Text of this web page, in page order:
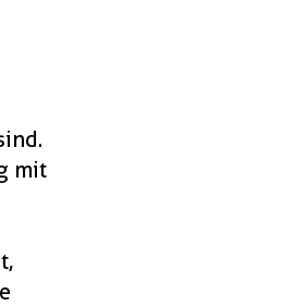
mit